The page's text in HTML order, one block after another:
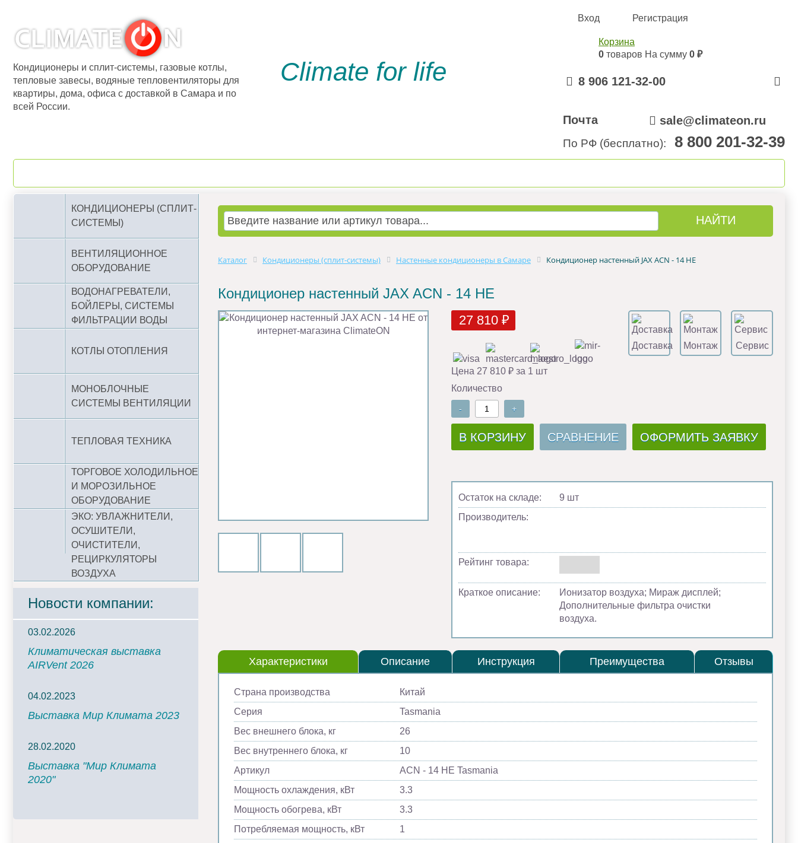
Кондиционеры и сплит-системы, газовые котлы,
тепловые завесы, водяные тепловентиляторы для
квартиры, дома, офиса с доставкой в Самара и по
всей России.
Climate for life
Вход Регистрация
Корзина
0 товаров На сумму 0 ₽
8 906 121-32-00
Почта sale@climateon.ru
По РФ (бесплатно): 8 800 201-32-39
КОНДИЦИОНЕРЫ (СПЛИТ-
СИСТЕМЫ)
ВЕНТИЛЯЦИОННОЕ
ОБОРУДОВАНИЕ
ВОДОНАГРЕВАТЕЛИ,
БОЙЛЕРЫ, СИСТЕМЫ
ФИЛЬТРАЦИИ ВОДЫ
КОТЛЫ ОТОПЛЕНИЯ
МОНОБЛОЧНЫЕ
СИСТЕМЫ ВЕНТИЛЯЦИИ
ТЕПЛОВАЯ ТЕХНИКА
ТОРГОВОЕ ХОЛОДИЛЬНОЕ
И МОРОЗИЛЬНОЕ
ОБОРУДОВАНИЕ
ЭКО: УВЛАЖНИТЕЛИ,
ОСУШИТЕЛИ,
ОЧИСТИТЕЛИ,
РЕЦИРКУЛЯТОРЫ
ВОЗДУХА
Новости компании:
03.02.2026
Климатическая выставка
AIRVent 2026
04.02.2023
Выставка Мир Климата 2023
28.02.2020
Выставка "Мир Климата
2020"
Каталог Кондиционеры (сплит-системы) Настенные кондиционеры в Самаре Кондиционер настенный JAX ACN - 14 HE
Кондиционер настенный JAX ACN - 14 HE
27 810 ₽
Доставка Монтаж Сервис
Цена 27 810 ₽ за 1 шт
Количество
- +
В КОРЗИНУ СРАВНЕНИЕ ОФОРМИТЬ ЗАЯВКУ
Остаток на складе:
9 шт
Производитель:
Рейтинг товара:
Краткое описание:
Ионизатор воздуха; Мираж дисплей;
Дополнительные фильтра очистки
воздуха.
Характеристики Описание Инструкция Преимущества Отзывы
Страна производства
Китай
Серия
Tasmania
Вес внешнего блока, кг
26
Вес внутреннего блока, кг
10
Артикул
ACN - 14 HE Tasmania
Мощность охлаждения, кВт
3.3
Мощность обогрева, кВт
3.3
Потребляемая мощность, кВт
1